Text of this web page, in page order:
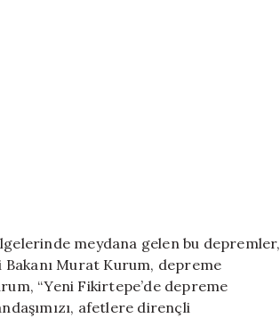
meydana gelen bu depremler,
Bakanı Murat Kurum, depreme
“Yeni Fikirtepe’de depreme
afetlere dirençli